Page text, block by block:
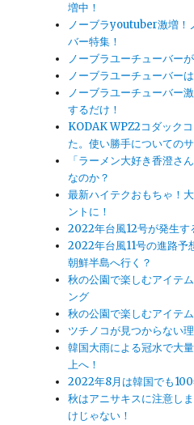
増中！
ノーブラyoutuber激増！
バー特集！
ノーブラユーチューバー
ノーブラユーチューバー
ノーブラユーチューバー
するだけ！
KODAK WPZ2コダック
た。使い勝手についての
「ラーメン大好き香澄さ
なのか？
最新ハイテクおもちゃ！
ントに！
2022年台風12号が発生す
2022年台風11号の進路予
朝鮮半島へ行く？
秋の公園で楽しむアイテ
ング
秋の公園で楽しむアイテム
ツチノコが見つからない
韓国大雨による冠水で大
上へ！
2022年8月は韓国でも100
秋はアニサキスに注意し
けじゃない！